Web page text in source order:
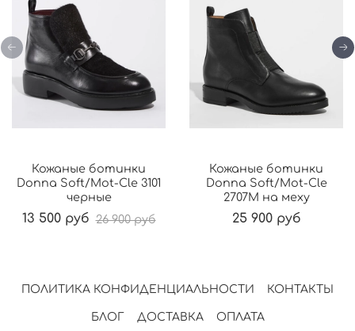
Кожаные ботинки
Donna Soft/Mot-Cle 3101
черные
13 500 руб 26 900 руб
Кожаные ботинки
Donna Soft/Mot-Cle
2707М на меху
25 900 руб
ПОЛИТИКА КОНФИДЕНЦИАЛЬНОСТИ КОНТАКТЫ
БЛОГ ДОСТАВКА ОПЛАТА